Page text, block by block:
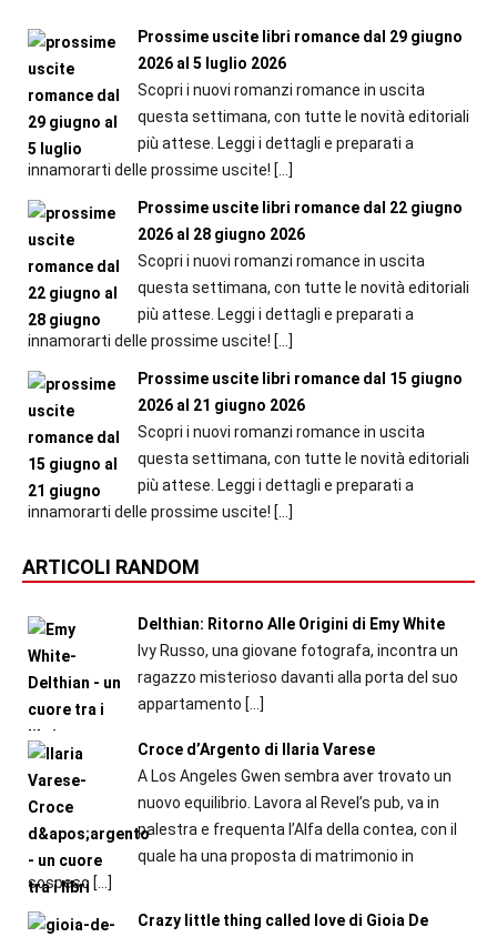
Prossime uscite libri romance dal 29 giugno
2026 al 5 luglio 2026
Scopri i nuovi romanzi romance in uscita
questa settimana, con tutte le novità editoriali
più attese. Leggi i dettagli e preparati a
innamorarti delle prossime uscite! […]
Prossime uscite libri romance dal 22 giugno
2026 al 28 giugno 2026
Scopri i nuovi romanzi romance in uscita
questa settimana, con tutte le novità editoriali
più attese. Leggi i dettagli e preparati a
innamorarti delle prossime uscite! […]
Prossime uscite libri romance dal 15 giugno
2026 al 21 giugno 2026
Scopri i nuovi romanzi romance in uscita
questa settimana, con tutte le novità editoriali
più attese. Leggi i dettagli e preparati a
innamorarti delle prossime uscite! […]
ARTICOLI RANDOM
Delthian: Ritorno Alle Origini di Emy White
Ivy Russo, una giovane fotografa, incontra un
ragazzo misterioso davanti alla porta del suo
appartamento […]
Croce d’Argento di Ilaria Varese
A Los Angeles Gwen sembra aver trovato un
nuovo equilibrio. Lavora al Revel’s pub, va in
palestra e frequenta l’Alfa della contea, con il
quale ha una proposta di matrimonio in
sospeso […]
Crazy little thing called love di Gioia De